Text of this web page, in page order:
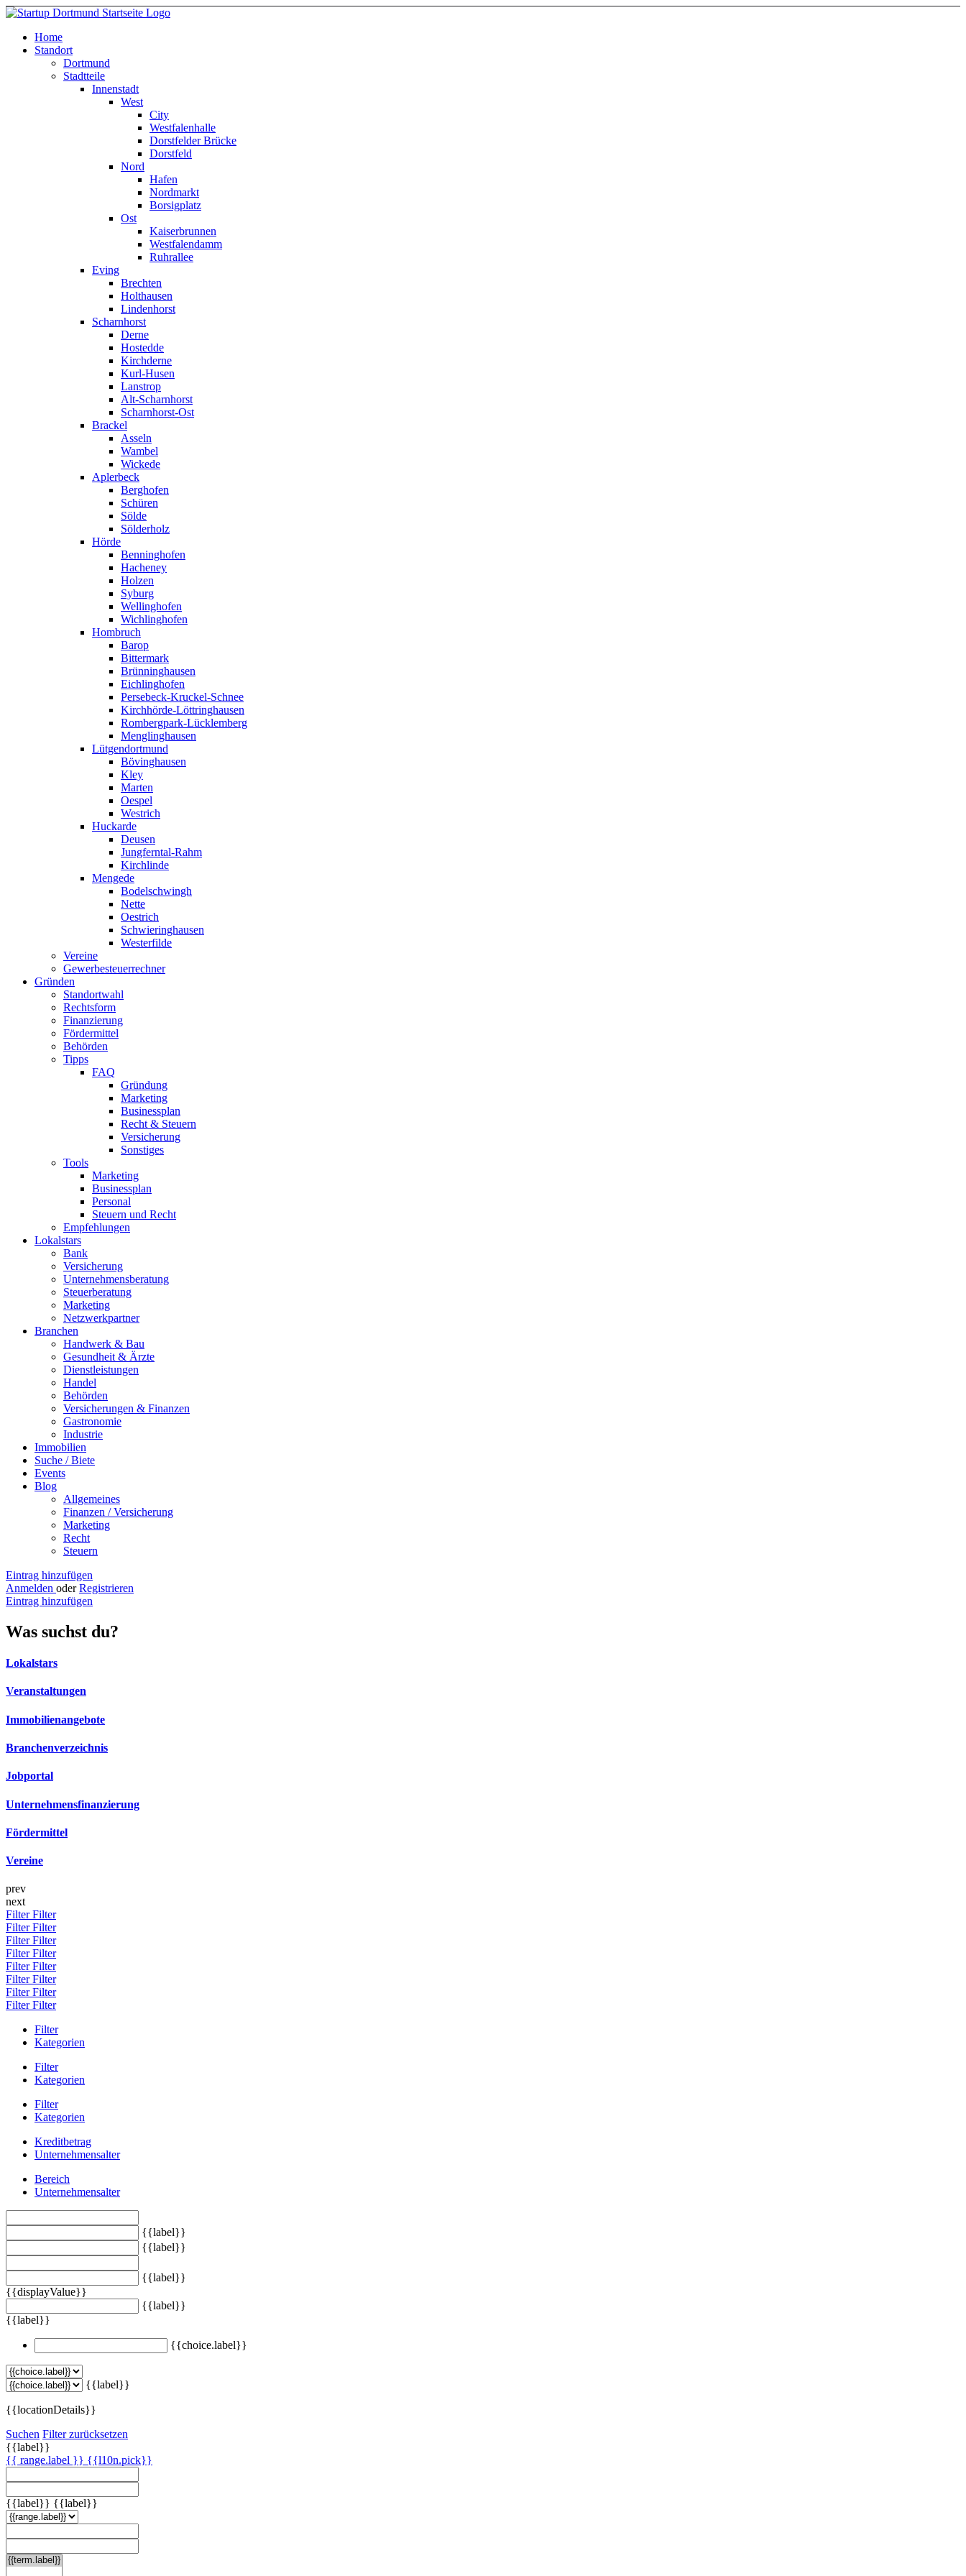
Home
Standort
Dortmund
Stadtteile
Innenstadt
West
City
Westfalenhalle
Dorstfelder Brücke
Dorstfeld
Nord
Hafen
Nordmarkt
Borsigplatz
Ost
Kaiserbrunnen
Westfalendamm
Ruhrallee
Eving
Brechten
Holthausen
Lindenhorst
Scharnhorst
Derne
Hostedde
Kirchderne
Kurl-Husen
Lanstrop
Alt-Scharnhorst
Scharnhorst-Ost
Brackel
Asseln
Wambel
Wickede
Aplerbeck
Berghofen
Schüren
Sölde
Sölderholz
Hörde
Benninghofen
Hacheney
Holzen
Syburg
Wellinghofen
Wichlinghofen
Hombruch
Barop
Bittermark
Brünninghausen
Eichlinghofen
Persebeck-Kruckel-Schnee
Kirchhörde-Löttringhausen
Rombergpark-Lücklemberg
Menglinghausen
Lütgendortmund
Bövinghausen
Kley
Marten
Oespel
Westrich
Huckarde
Deusen
Jungferntal-Rahm
Kirchlinde
Mengede
Bodelschwingh
Nette
Oestrich
Schwieringhausen
Westerfilde
Vereine
Gewerbesteuerrechner
Gründen
Standortwahl
Rechtsform
Finanzierung
Fördermittel
Behörden
Tipps
FAQ
Gründung
Marketing
Businessplan
Recht & Steuern
Versicherung
Sonstiges
Tools
Marketing
Businessplan​
Personal
Steuern und Recht
Empfehlungen
Lokalstars
Bank
Versicherung
Unternehmensberatung
Steuerberatung
Marketing
Netzwerkpartner
Branchen
Handwerk & Bau
Gesundheit & Ärzte
Dienstleistungen
Handel
Behörden
Versicherungen & Finanzen
Gastronomie
Industrie
Immobilien
Suche / Biete
Events
Blog
Allgemeines
Finanzen / Versicherung
Marketing
Recht
Steuern
Eintrag hinzufügen
Anmelden oder Registrieren
Eintrag hinzufügen
Was suchst du?
Lokalstars
Veranstaltungen
Immobilienangebote
Branchenverzeichnis
Jobportal
Unternehmensfinanzierung
Fördermittel
Vereine
prev
next
FilterFilter
FilterFilter
FilterFilter
FilterFilter
FilterFilter
FilterFilter
FilterFilter
FilterFilter
Filter
Kategorien
Filter
Kategorien
Filter
Kategorien
Kreditbetrag
Unternehmensalter
Bereich
Unternehmensalter
{{label}}
{{label}}
{{label}}
{{displayValue}}
{{label}}
{{label}}
{{choice.label}}
{{label}}
{{locationDetails}}
Suchen Filter zurücksetzen
{{label}}
{{ range.label }} {{l10n.pick}}
{{label}} {{label}}